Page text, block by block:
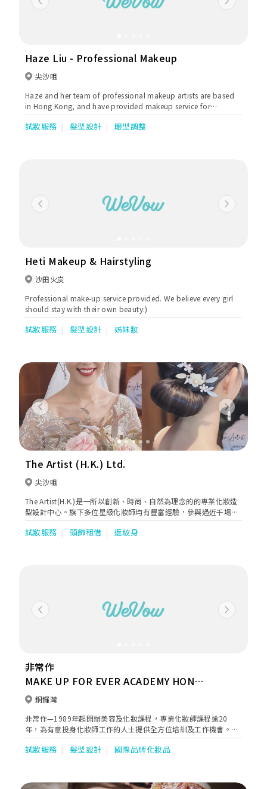
Previous Next
Haze Liu - Professional Makeup
尖沙咀
Haze and her team of professional makeup artists are based
in Hong Kong, and have provided makeup service for
wedding and fashion magazines.
試妝服務 髮型設計 眼型調整
Previous Next
Heti Makeup & Hairstyling
沙田火炭
Professional make-up service provided. We believe every girl
should stay with their own beauty:)
試妝服務 髮型設計 姊妹妝
Previous Next
The Artist (H.K.) Ltd.
尖沙咀
The Artist(H.K.)是一所以創新、時尚、自然為理念的的專業化妝造
型設計中心。旗下多位星級化妝師均有豐富經驗，參與過近千場婚
宴，部份導師級化妝師更加畢業於日本山野美容藝術學院，化妝師
能憑經驗和專業的知識，設計出最適合的妝容和髮型，務求令所有
試妝服務 頭飾租借 遮紋身
Previous Next
非常作
MAKE UP FOR EVER ACADEMY HONG
KONG
銅鑼灣
非常作—1989年起開辦美容及化妝課程，專業化妝師課程逾20
年，為有意投身化妝師工作的人士提供全方位培訓及工作機會。同
時為個人及企業提供度身訂做的化培訓課程， 為在職化妝師提供進
修課程，也為國際品牌設計前線人員培訓課程。 這裡是學習化妝的
驗與心得，歡迎光臨！
試妝服務 髮型設計 國際品牌化妝品